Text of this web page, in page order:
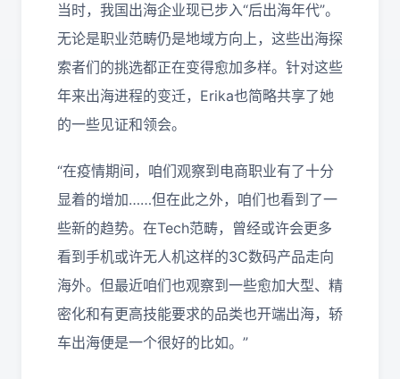
当时，我国出海企业现已步入“后出海年代”。
无论是职业范畴仍是地域方向上，这些出海探
索者们的挑选都正在变得愈加多样。针对这些
年来出海进程的变迁，Erika也简略共享了她
的一些见证和领会。
“在疫情期间，咱们观察到电商职业有了十分
显着的增加……但在此之外，咱们也看到了一
些新的趋势。在Tech范畴，曾经或许会更多
看到手机或许无人机这样的3C数码产品走向
海外。但最近咱们也观察到一些愈加大型、精
密化和有更高技能要求的品类也开端出海，轿
车出海便是一个很好的比如。”